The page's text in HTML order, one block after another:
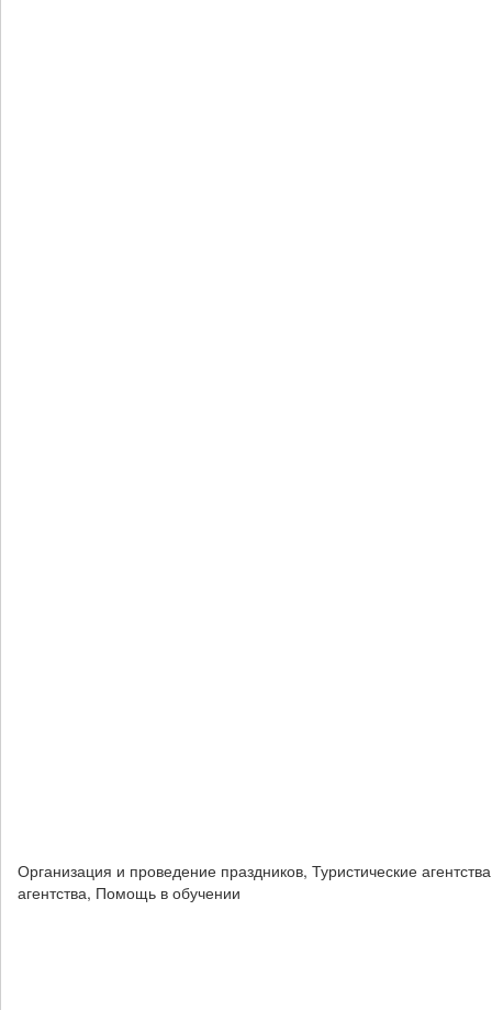
Организация и проведение праздников, Туристические
агентства, Помощь в обучении